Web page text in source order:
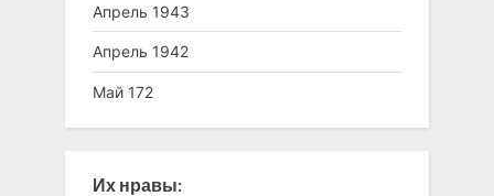
Апрель 1943
Апрель 1942
Май 172
Их нравы: